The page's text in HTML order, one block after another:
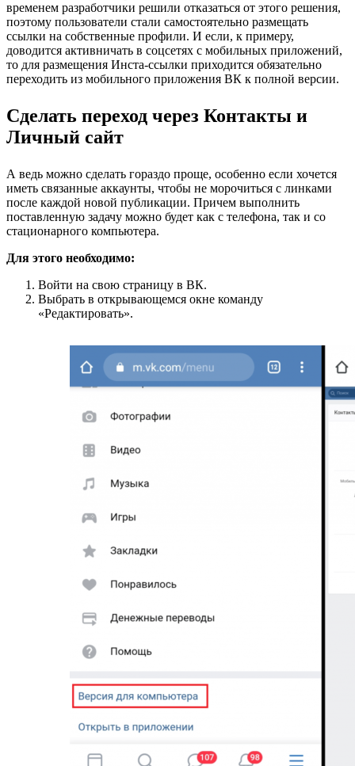
временем разработчики решили отказаться от этого решения,
поэтому пользователи стали самостоятельно размещать
ссылки на собственные профили. И если, к примеру,
доводится активничать в соцсетях с мобильных приложений,
то для размещения Инста-ссылки приходится обязательно
переходить из мобильного приложения ВК к полной версии.
Сделать переход через Контакты и
Личный сайт
А ведь можно сделать гораздо проще, особенно если хочется
иметь связанные аккаунты, чтобы не морочиться с линками
после каждой новой публикации. Причем выполнить
поставленную задачу можно будет как с телефона, так и со
стационарного компьютера.
Для этого необходимо:
Войти на свою страницу в ВК.
Выбрать в открывающемся окне команду
«Редактировать».